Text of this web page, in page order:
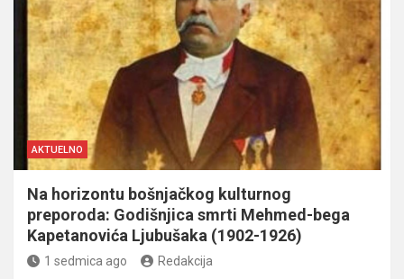
AKTUELNO
Na horizontu bošnjačkog kulturnog
preporoda: Godišnjica smrti Mehmed-bega
Kapetanovića Ljubušaka (1902-1926)
1 sedmica ago Redakcija